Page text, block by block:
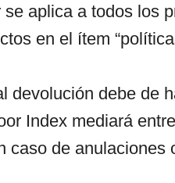
aplica a todos los
en el ítem
devolución debe de
Index mediará
caso de anulaciones